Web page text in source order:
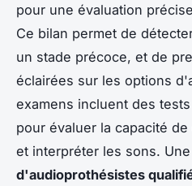
pour une évaluation
Ce bilan permet de
un stade précoce, et de
éclairées sur les options
examens incluent des
pour évaluer la capacité
et interpréter les sons. Une
d'audioprothésistes